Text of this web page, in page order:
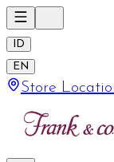
ID
EN
Store